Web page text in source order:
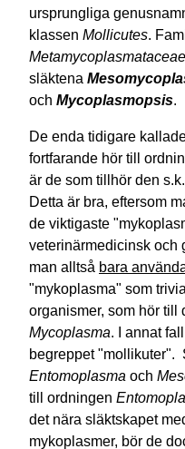
ursprungliga
klassen Mollicutes.
Metamycoplasmataceae
släktena
och Myco­plasmop­sis.
De enda tidigare
fortfarande hör till
är de som tillhör den s.k.
Detta är bra, eftersom
de viktigaste
veterinärmedicinsk och
man alltså bara
"mykoplasma" som
organismer, som hör till
Mycoplasma. I annat
begreppet "mollikuter".
Entomoplasma och
till ordningen
det nära släktskapet
mykoplasmer, bör de